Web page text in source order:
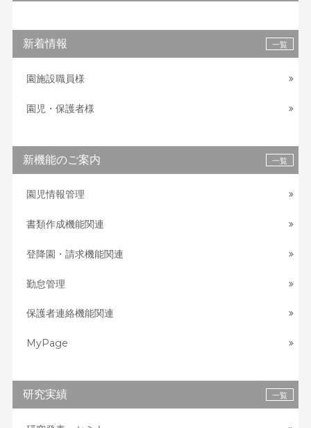
新着情報 一覧
園施設職員様
園児・保護者様
新機能のご案内 一覧
園児情報管理
書類作成機能関連
登降園・請求機能関連
勤怠管理
保護者連絡機能関連
MyPage
研究実績 一覧